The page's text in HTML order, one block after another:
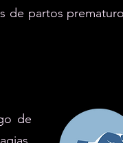
de partos
de